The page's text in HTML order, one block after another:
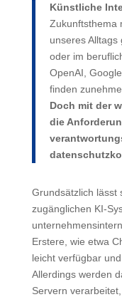
Künstliche
Zukunftsthema
unseres
oder im
OpenAI,
finden
Doch mit der
die
Grundsätzlich lässt
zugänglichen KI-
Erstere, wie etwa
leicht verfügbar
Allerdings werden
Servern